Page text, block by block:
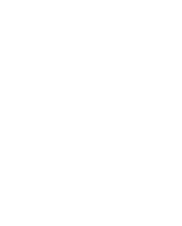
gin-gonic/gin"
logto-io/go/v2/core"
logto-io/go/v2/client"